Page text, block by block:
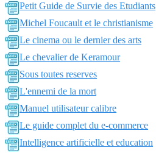
Petit Guide de Survie des Etudiants
Michel Foucault et le christianisme
Le cinema ou le dernier des arts
Le chevalier de Keramour
Sous toutes reserves
L'ennemi de la mort
Manuel utilisateur calibre
Le guide complet du e-commerce
Intelligence artificielle et education